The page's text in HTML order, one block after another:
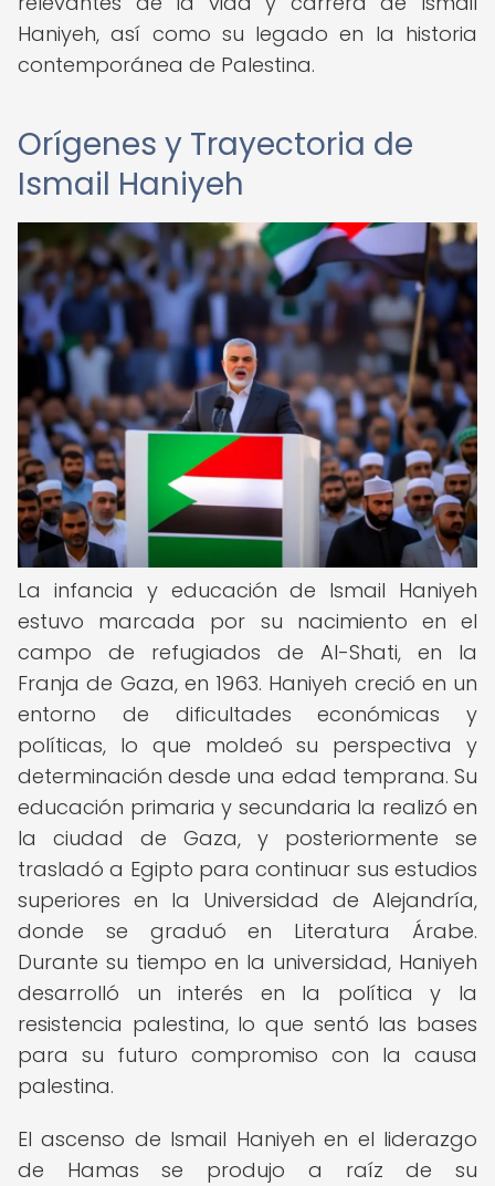
Haniyeh, así como su legado en la historia
contemporánea de Palestina.
Orígenes y Trayectoria de
Ismail Haniyeh
La infancia y educación de Ismail Haniyeh
estuvo marcada por su nacimiento en el
campo de refugiados de Al-Shati, en la
Franja de Gaza, en 1963. Haniyeh creció en un
entorno de dificultades económicas y
políticas, lo que moldeó su perspectiva y
determinación desde una edad temprana. Su
educación primaria y secundaria la realizó en
la ciudad de Gaza, y posteriormente se
trasladó a Egipto para continuar sus estudios
superiores en la Universidad de Alejandría,
donde se graduó en Literatura Árabe.
Durante su tiempo en la universidad, Haniyeh
desarrolló un interés en la política y la
resistencia palestina, lo que sentó las bases
para su futuro compromiso con la causa
palestina.
El ascenso de Ismail Haniyeh en el liderazgo
de Hamas se produjo a raíz de su